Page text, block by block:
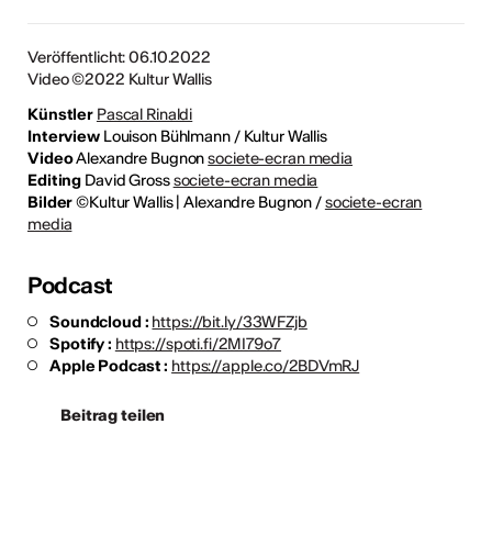
Veröffentlicht: 06.10.2022
Video ©2022 Kultur Wallis
Künstler Pascal Rinaldi
InterviewLouison Bühlmann / Kultur Wallis
VideoAlexandre Bugnonsociete-ecran media
Editing David Grosssociete-ecran media
Bilder©Kultur Wallis | Alexandre Bugnon /societe-ecran
media
Podcast
Soundcloud : https://bit.ly/33WFZjb
Spotify : https://spoti.fi/2MI79o7
Apple Podcast : https://apple.co/2BDVmRJ
Beitrag teilen